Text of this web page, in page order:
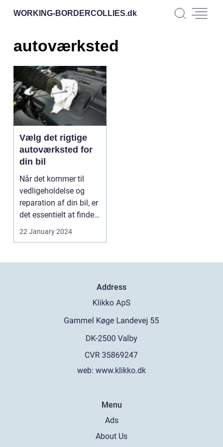
WORKING-BORDERCOLLIES.dk
autoværksted
Vælg det rigtige
autoværksted for
din bil
Når det kommer til
vedligeholdelse og
reparation af din bil, er
det essentielt at finde
et autoværks...
22 January 2024
Address
web: www.klikko.dk
Menu
Ads
About Us